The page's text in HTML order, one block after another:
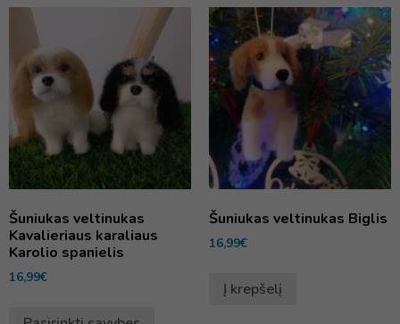
Šuniukas veltinukas
Kavalieriaus karaliaus
Karolio spanielis
16,99€
Šuniukas veltinukas Biglis
16,99€
Į krepšelį